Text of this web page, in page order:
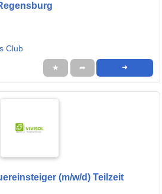
Club
★ ➦ ➜
(m/w/d) Teilzeit